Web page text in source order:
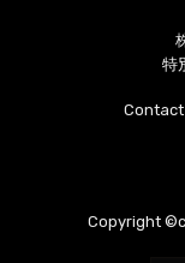
特
Contact
Copyright